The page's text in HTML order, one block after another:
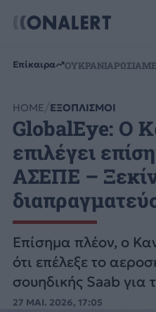
Επίκαιρα ΟΥΚΡΑΝΙΑΡΩΣΙΑ
HOME ΕΞΟΠΛΙΣΜΟΙ
GlobalEye: Ο
επιλέγει
ΑΣΕΠΕ –
Επίσημα πλέον, ο
ότι επέλεξε το
σουηδικής Saab για
αεροσκαφών
27 ΜΑΙ. 2026, 17:05